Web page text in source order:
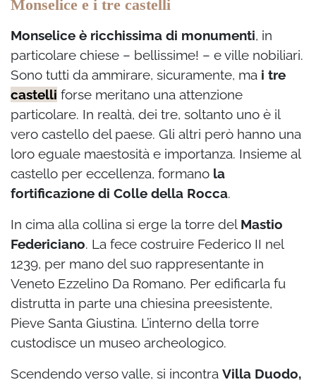
Monselice e i tre castelli
Monselice è ricchissima di monumenti, in
particolare chiese – bellissime! – e ville nobiliari.
Sono tutti da ammirare, sicuramente, ma i tre
castelli forse meritano una attenzione
particolare. In realtà, dei tre, soltanto uno è il
vero castello del paese. Gli altri però hanno una
loro eguale maestosità e importanza. Insieme al
castello per eccellenza, formano la
fortificazione di Colle della Rocca.
In cima alla collina si erge la torre del Mastio
Federiciano. La fece costruire Federico II nel
1239, per mano del suo rappresentante in
Veneto Ezzelino Da Romano. Per edificarla fu
distrutta in parte una chiesina preesistente,
Pieve Santa Giustina. L’interno della torre
custodisce un museo archeologico.
Scendendo verso valle, si incontra Villa Duodo,